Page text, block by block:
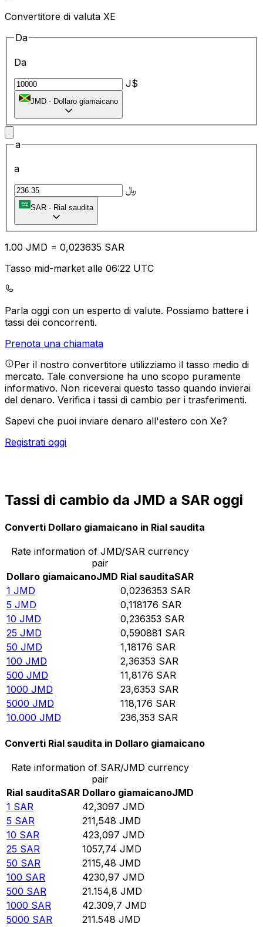
Convertitore di valuta XE
Da
Da
J$
JMD - Dollaro giamaicano
a
a
﷼
SAR - Rial saudita
1.00 JMD = 0,023635 SAR
Tasso mid-market alle 06:22 UTC
Parla oggi con un esperto di valute. Possiamo battere i
tassi dei concorrenti.
Prenota una chiamata
Per il nostro convertitore utilizziamo il tasso medio di
mercato. Tale conversione ha uno scopo puramente
informativo. Non riceverai questo tasso quando invierai
del denaro. Verifica i tassi di cambio per i trasferimenti.
Sapevi che puoi inviare denaro all'estero con Xe?
Registrati oggi
Tassi di cambio da JMD a SAR oggi
Converti Dollaro giamaicano in Rial saudita
Rate information of JMD/SAR currency
pair
Dollaro giamaicanoJMD Rial sauditaSAR
1 JMD 0,0236353 SAR
5 JMD 0,118176 SAR
10 JMD 0,236353 SAR
25 JMD 0,590881 SAR
50 JMD 1,18176 SAR
100 JMD 2,36353 SAR
500 JMD 11,8176 SAR
1000 JMD 23,6353 SAR
5000 JMD 118,176 SAR
10.000 JMD 236,353 SAR
Converti Rial saudita in Dollaro giamaicano
Rate information of SAR/JMD currency
pair
Rial sauditaSAR Dollaro giamaicanoJMD
1 SAR 42,3097 JMD
5 SAR 211,548 JMD
10 SAR 423,097 JMD
25 SAR 1057,74 JMD
50 SAR 2115,48 JMD
100 SAR 4230,97 JMD
500 SAR 21.154,8 JMD
1000 SAR 42.309,7 JMD
5000 SAR 211.548 JMD